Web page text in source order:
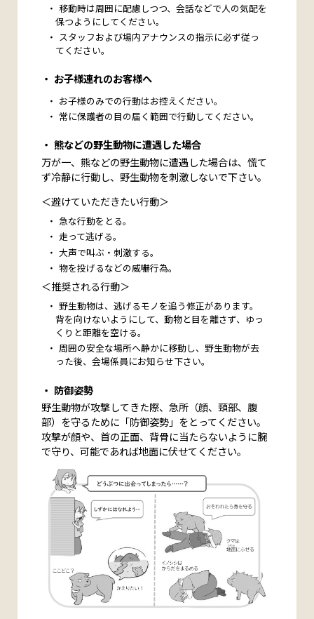
移動時は周囲に配慮しつつ、会話などで人の気配を
保つようにしてください。
スタッフおよび場内アナウンスの指示に必ず従っ
てください。
お子様連れのお客様へ
お子様のみでの行動はお控えください。
常に保護者の目の届く範囲で行動してください。
熊などの野生動物に遭遇した場合
万が一、熊などの野生動物に遭遇した場合は、慌て
ず冷静に行動し、野生動物を刺激しないで下さい。
＜避けていただきたい行動＞
急な行動をとる。
走って逃げる。
大声で叫ぶ・刺激する。
物を投げるなどの威嚇行為。
＜推奨される行動＞
野生動物は、逃げるモノを追う修正があります。
背を向けないようにして、動物と目を離さず、ゆっ
くりと距離を空ける。
周囲の安全な場所へ静かに移動し、野生動物が去
った後、会場係員にお知らせ下さい。
防御姿勢
野生動物が攻撃してきた際、急所（顔、頸部、腹
部）を守るために「防御姿勢」をとってください。
攻撃が顔や、首の正面、背骨に当たらないように腕
で守り、可能であれば地面に伏せてください。